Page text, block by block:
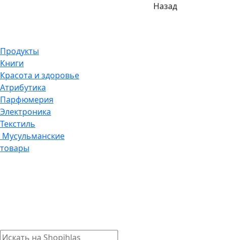
Назад
Продукты
Книги
Красота и здоровье
Атрибутика
Парфюмерия
Электроника
Текстиль
Мусульманские
товары